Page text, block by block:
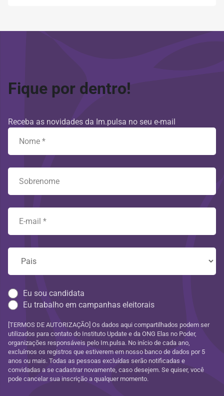
Fique por dentro!
Receba as novidades da Im.pulsa no seu e-mail
Eu sou candidata
Eu trabalho em campanhas eleitorais
[TERMOS DE AUTORIZAÇÃO] Os dados aqui compartilhados podem ser
utilizados para contato do Instituto Update e da ONG Elas no Poder,
organizações responsáveis pelo Im.pulsa. No início de cada ano,
excluímos os registros que estiverem em nosso banco de dados por 5
anos ou mais. Todas as pessoas excluídas serão notificadas e
convidadas a se cadastrar novamente, caso desejem. Se quiser, você
pode cancelar sua inscrição a qualquer momento.